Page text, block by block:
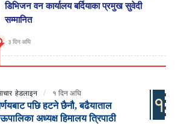
डिभिजन वन कार्यालय बर्दियाका प्रमुख सुवेदी
सम्मानित
३ दिन अघि
हेडलाइन १ दिन अघि
पछि हटने छैनौ, बढैयाताल
अध्यक्ष हिमालय त्रिपाठी
१